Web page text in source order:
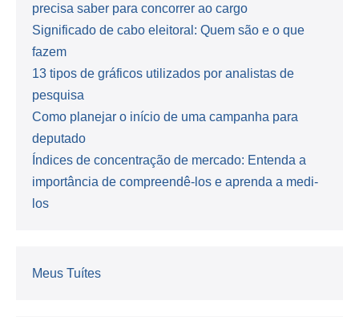
precisa saber para concorrer ao cargo
Significado de cabo eleitoral: Quem são e o que
fazem
13 tipos de gráficos utilizados por analistas de
pesquisa
Como planejar o início de uma campanha para
deputado
Índices de concentração de mercado: Entenda a
importância de compreendê-los e aprenda a medi-
los
Meus Tuítes